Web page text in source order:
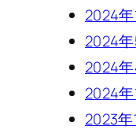
2024年
2024
2024
2024年
2023年